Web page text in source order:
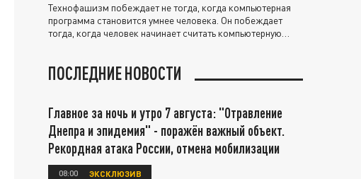
Технофашизм побеждает не тогда, когда компьютерная
программа становится умнее человека. Он побеждает
тогда, когда человек начинает считать компьютерную
ПОСЛЕДНИЕ НОВОСТИ
Главное за ночь и утро 7 августа: "Отравление
Днепра и эпидемия" - поражён важный объект.
Рекордная атака России, отмена мобилизации
08:00 ЭКСКЛЮЗИВ